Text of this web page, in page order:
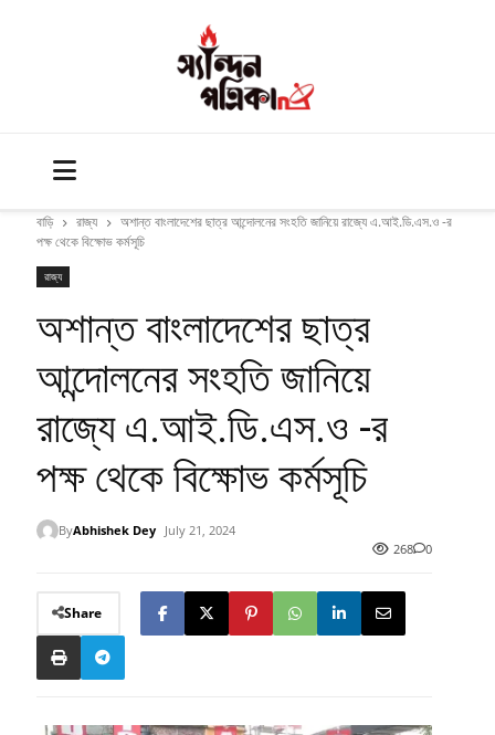
বাড়ি রাজ্য
অশান্ত বাংলাদেশের ছাত্র আন্দোলনের সংহতি জানিয়ে রাজ্যে এ.আই.ডি.এস.ও -র
পক্ষ থেকে বিক্ষোভ কর্মসূচি
রাজ্য
অশান্ত বাংলাদেশের ছাত্র
আন্দোলনের সংহতি জানিয়ে
রাজ্যে এ.আই.ডি.এস.ও -র
পক্ষ থেকে বিক্ষোভ কর্মসূচি
ByAbhishek Dey
July 21, 2024
268
0
Share